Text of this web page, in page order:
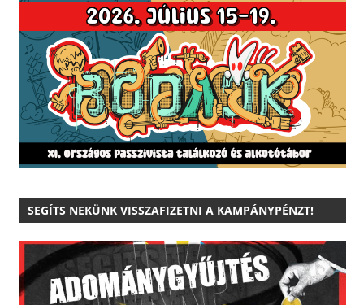
SEGÍTS NEKÜNK VISSZAFIZETNI A KAMPÁNYPÉNZT!